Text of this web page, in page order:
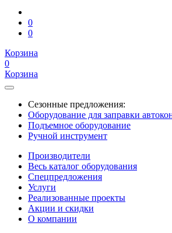
0
0
Корзина
0
Корзина
Сезонные предложения:
Оборудование для заправки
Подъемное оборудование
Ручной инструмент
Производители
Весь каталог оборудования
Спецпредложения
Услуги
Реализованные проекты
Акции и скидки
О компании